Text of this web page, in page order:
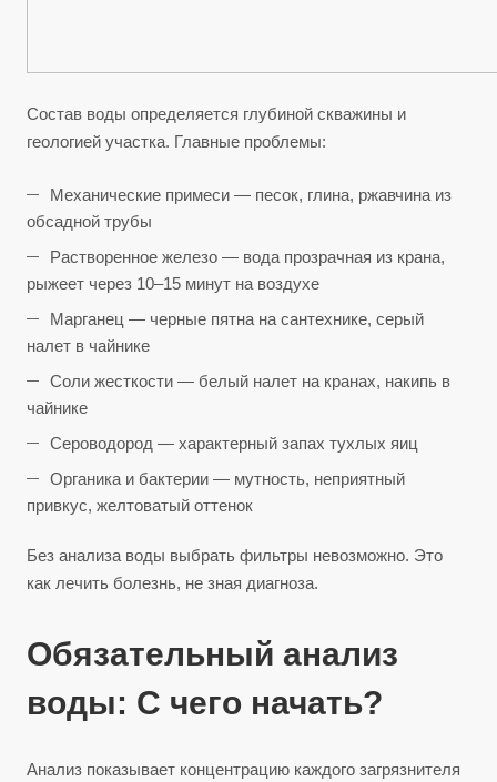
Состав воды определяется глубиной скважины и
геологией участка. Главные проблемы:
Механические примеси — песок, глина, ржавчина из
обсадной трубы
Растворенное железо — вода прозрачная из крана,
рыжеет через 10–15 минут на воздухе
Марганец — черные пятна на сантехнике, серый
налет в чайнике
Соли жесткости — белый налет на кранах, накипь в
чайнике
Сероводород — характерный запах тухлых яиц
Органика и бактерии — мутность, неприятный
привкус, желтоватый оттенок
Без анализа воды выбрать фильтры невозможно. Это
как лечить болезнь, не зная диагноза.
Обязательный анализ
воды: С чего начать?
Анализ показывает концентрацию каждого загрязнителя